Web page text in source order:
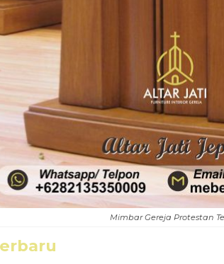
Mimbar Gereja Protestan